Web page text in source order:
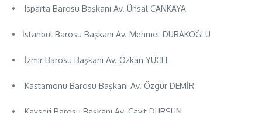
• Isparta Barosu Başkanı Av. Ünsal ÇANKAYA
• İstanbul Barosu Başkanı Av. Mehmet DURAKOĞLU
• İzmir Barosu Başkanı Av. Özkan YÜCEL
• Kastamonu Barosu Başkanı Av. Özgür DEMİR